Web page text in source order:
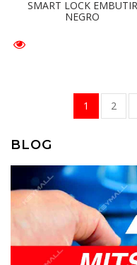
SMART LOCK EMBUTIR
NEGRO
1 2
BLOG